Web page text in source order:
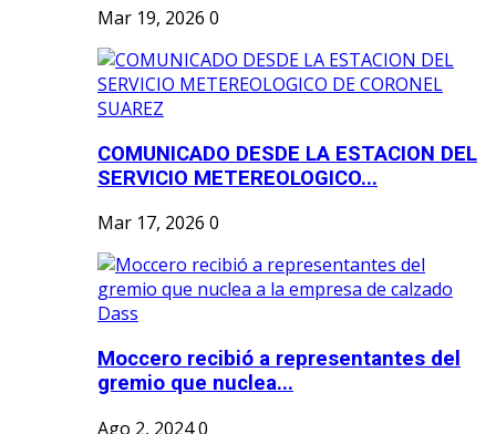
Mar 19, 2026 0
COMUNICADO DESDE LA ESTACION DEL
SERVICIO METEREOLOGICO...
Mar 17, 2026 0
Moccero recibió a representantes del
gremio que nuclea...
Ago 2, 20240